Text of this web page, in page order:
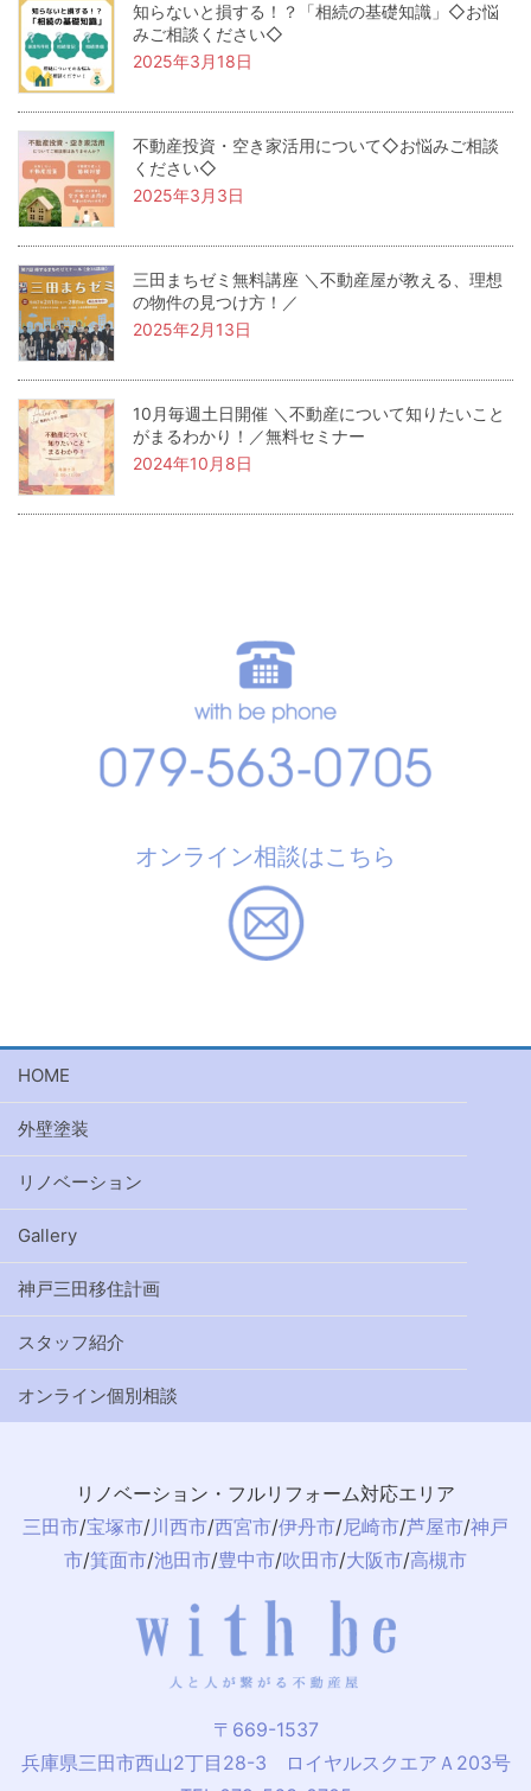
知らないと損する！？「相続の基礎知識」◇お悩
みご相談ください◇
2025年3月18日
不動産投資・空き家活用について◇お悩みご相談
ください◇
2025年3月3日
三田まちゼミ無料講座 ＼不動産屋が教える、理想
の物件の見つけ方！／
2025年2月13日
10月毎週土日開催 ＼不動産について知りたいこと
がまるわかり！／無料セミナー
2024年10月8日
オンライン相談はこちら
HOME
外壁塗装
リノベーション
Gallery
神戸三田移住計画
スタッフ紹介
オンライン個別相談
リノベーション・フルリフォーム対応エリア
三田市/宝塚市/川西市/西宮市/伊丹市/尼崎市/芦屋市/神戸
市/箕面市/池田市/豊中市/吹田市/大阪市/高槻市
〒669-1537
兵庫県三田市西山2丁目28-3 ロイヤルスクエアＡ203号